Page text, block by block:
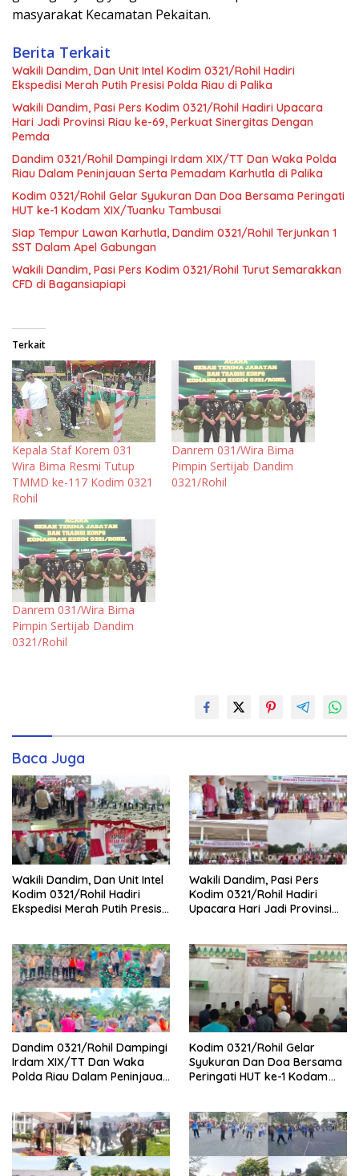
masyarakat Kecamatan Pekaitan.
Berita Terkait
Wakili Dandim, Dan Unit Intel Kodim 0321/Rohil Hadiri
Ekspedisi Merah Putih Presisi Polda Riau di Palika
Wakili Dandim, Pasi Pers Kodim 0321/Rohil Hadiri Upacara
Hari Jadi Provinsi Riau ke-69, Perkuat Sinergitas Dengan
Pemda
Dandim 0321/Rohil Dampingi Irdam XIX/TT Dan Waka Polda
Riau Dalam Peninjauan Serta Pemadam Karhutla di Palika
Kodim 0321/Rohil Gelar Syukuran Dan Doa Bersama Peringati
HUT ke-1 Kodam XIX/Tuanku Tambusai
Siap Tempur Lawan Karhutla, Dandim 0321/Rohil Terjunkan 1
SST Dalam Apel Gabungan
Wakili Dandim, Pasi Pers Kodim 0321/Rohil Turut Semarakkan
CFD di Bagansiapiapi
Terkait
Kepala Staf Korem 031
Wira Bima Resmi Tutup
TMMD ke-117 Kodim 0321
Rohil
Danrem 031/Wira Bima
Pimpin Sertijab Dandim
0321/Rohil
Danrem 031/Wira Bima
Pimpin Sertijab Dandim
0321/Rohil
Baca Juga
Wakili Dandim, Dan Unit Intel
Kodim 0321/Rohil Hadiri
Ekspedisi Merah Putih Presisi
Wakili Dandim, Pasi Pers
Kodim 0321/Rohil Hadiri
Upacara Hari Jadi Provinsi
Dandim 0321/Rohil Dampingi
Irdam XIX/TT Dan Waka
Polda Riau Dalam Peninjauan
Kodim 0321/Rohil Gelar
Syukuran Dan Doa Bersama
Peringati HUT ke-1 Kodam